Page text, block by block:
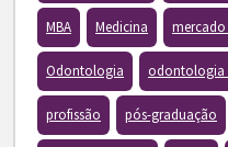
MBA Medicina
Odontologia odontologia
profissão pós-graduação